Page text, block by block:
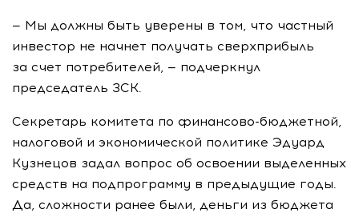
— Мы должны быть уверены в том, что частный
инвестор не начнет получать сверхприбыль
за счет потребителей, — подчеркнул
председатель ЗСК.
Секретарь комитета по финансово-бюджетной,
налоговой и экономической политике Эдуард
Кузнецов задал вопрос об освоении выделенных
средств на подпрограмму в предыдущие годы.
Да, сложности ранее были, деньги из бюджета